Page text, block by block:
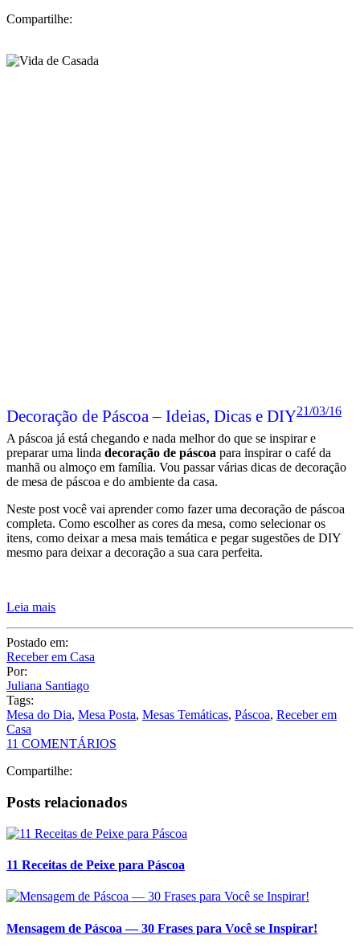
Compartilhe:
Decoração de Páscoa – Ideias, Dicas e DIY21/03/16
A páscoa já está chegando e nada melhor do que se inspirar e
preparar uma linda decoração de páscoa para inspirar o café da
manhã ou almoço em família. Vou passar várias dicas de decoração
de mesa de páscoa e do ambiente da casa.
Neste post você vai aprender como fazer uma decoração de páscoa
completa. Como escolher as cores da mesa, como selecionar os
itens, como deixar a mesa mais temática e pegar sugestões de DIY
mesmo para deixar a decoração a sua cara perfeita.
Leia mais
Postado em:
Receber em Casa
Por:
Juliana Santiago
Tags:
Mesa do Dia, Mesa Posta, Mesas Temáticas, Páscoa, Receber em
Casa
11 COMENTÁRIOS
Compartilhe:
Posts relacionados
11 Receitas de Peixe para Páscoa
Mensagem de Páscoa — 30 Frases para Você se Inspirar!